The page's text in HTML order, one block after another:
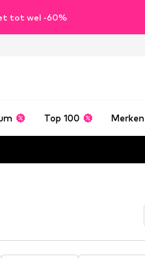
tot wel -60%
Top 100 Merken